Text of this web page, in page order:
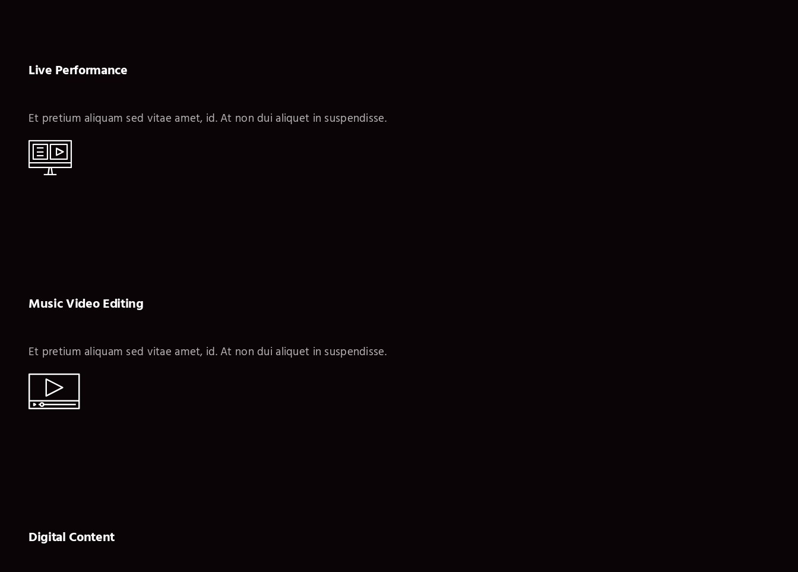
Live Performance
Et pretium aliquam sed vitae amet, id. At non dui aliquet in suspendisse.
Music Video Editing
Et pretium aliquam sed vitae amet, id. At non dui aliquet in suspendisse.
Digital Content